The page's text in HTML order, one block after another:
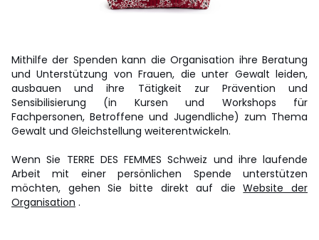
Mithilfe der Spenden kann die Organisation ihre Beratung
und Unterstützung von Frauen, die unter Gewalt leiden,
ausbauen und ihre Tätigkeit zur Prävention und
Sensibilisierung (in Kursen und Workshops für
Fachpersonen, Betroffene und Jugendliche) zum Thema
Gewalt und Gleichstellung weiterentwickeln.
Wenn Sie TERRE DES FEMMES Schweiz und ihre laufende
Arbeit mit einer persönlichen Spende unterstützen
möchten, gehen Sie bitte direkt auf dieWebsite der
Organisation .